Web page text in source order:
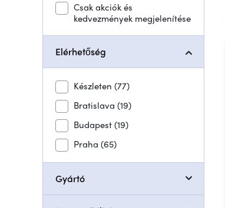
Csak akciók és
kedvezmények megjelenítése
Elérhetőség
Készleten (77)
Bratislava (19)
Budapest(19)
Praha (65)
Gyártó